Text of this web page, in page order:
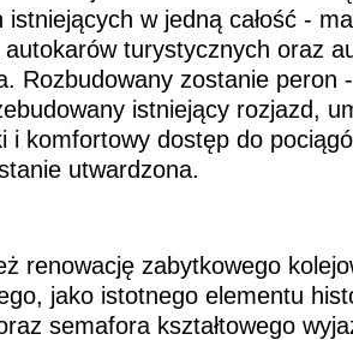
istniejących w jedną całość -
turystycznych oraz
Rozbudowany zostanie peron
istniejący rozjazd,
i komfortowy dostęp do
utwardzona.
renowację zabytkowego
jako istotnego elementu
semafora kształtowego